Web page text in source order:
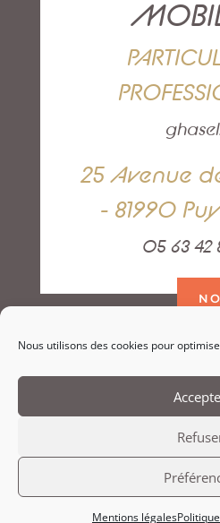
Nous utilisons des cookies pour
Mentions légales
25 Avenue
- 81990
05 63 42
Copyright Ghasel.fr –